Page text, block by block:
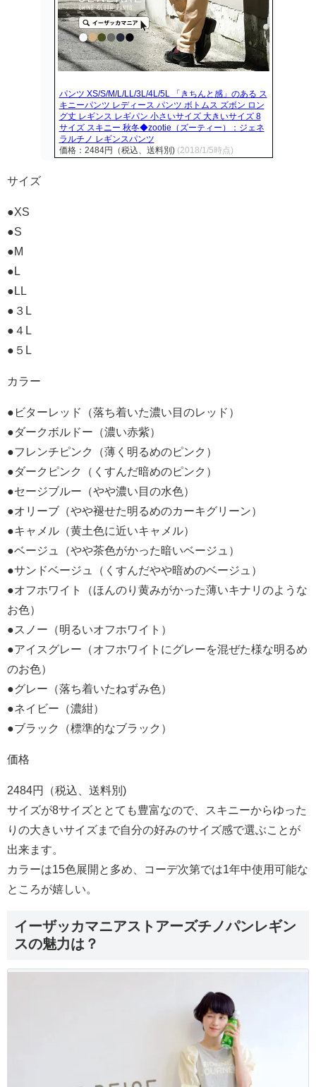
パンツ XS/S/M/L/LL/3L/4L/5L 「きちんと感」のある ス
キニーパンツ レディース パンツ ボトムス ズボン ロン
グ丈 レギンス レギパン 小さいサイズ 大きいサイズ 8
サイズ スキニー 秋冬◆zootie（ズーティー）：ジェネ
ラルチノ レギンスパンツ
価格：2484円（税込、送料別) (2018/1/5時点)
サイズ
●XS
●S
●M
●L
●LL
●３L
●４L
●５L
カラー
●ビターレッド（落ち着いた濃い目のレッド）
●ダークボルドー（濃い赤紫）
●フレンチピンク（薄く明るめのピンク）
●ダークピンク（くすんだ暗めのピンク）
●セージブルー（やや濃い目の水色）
●オリーブ（やや褪せた明るめのカーキグリーン）
●キャメル（黄土色に近いキャメル）
●ベージュ（やや茶色がかった暗いベージュ）
●サンドベージュ（くすんだやや暗めのベージュ）
●オフホワイト（ほんのり黄みがかった薄いキナリのような
お色）
●スノー（明るいオフホワイト）
●アイスグレー（オフホワイトにグレーを混ぜた様な明るめ
のお色）
●グレー（落ち着いたねずみ色）
●ネイビー（濃紺）
●ブラック（標準的なブラック）
価格
2484円（税込、送料別)
サイズが8サイズととても豊富なので、スキニーからゆった
りの大きいサイズまで自分の好みのサイズ感で選ぶことが
出来ます。
カラーは15色展開と多め、コーデ次第では1年中使用可能な
ところが嬉しい。
イーザッカマニアストアーズチノパンレギン
スの魅力は？